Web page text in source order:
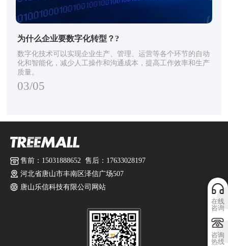
在线
咨询
咨询
热线
为什么企业要数字化转型？?
数字化技术可以实现企业生产、管理、运营等各个环节的自动
化和智能化，减少人工操作和沟通成本，提高工作效率和生产
质量。
03/05
售前：15031888652 售后：17633028197
河北省唐山市丰南区泽信广场507
唐山乐信科技有限公司网站